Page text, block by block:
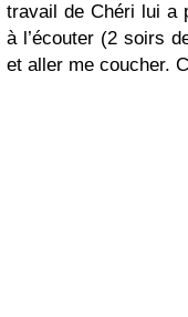
travail de Chéri lui a
à l’écouter (2 soirs
et aller me coucher.